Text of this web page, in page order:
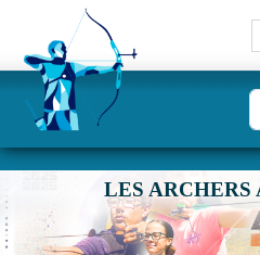
LES ARCHERS
Panneau de gestion des cookies